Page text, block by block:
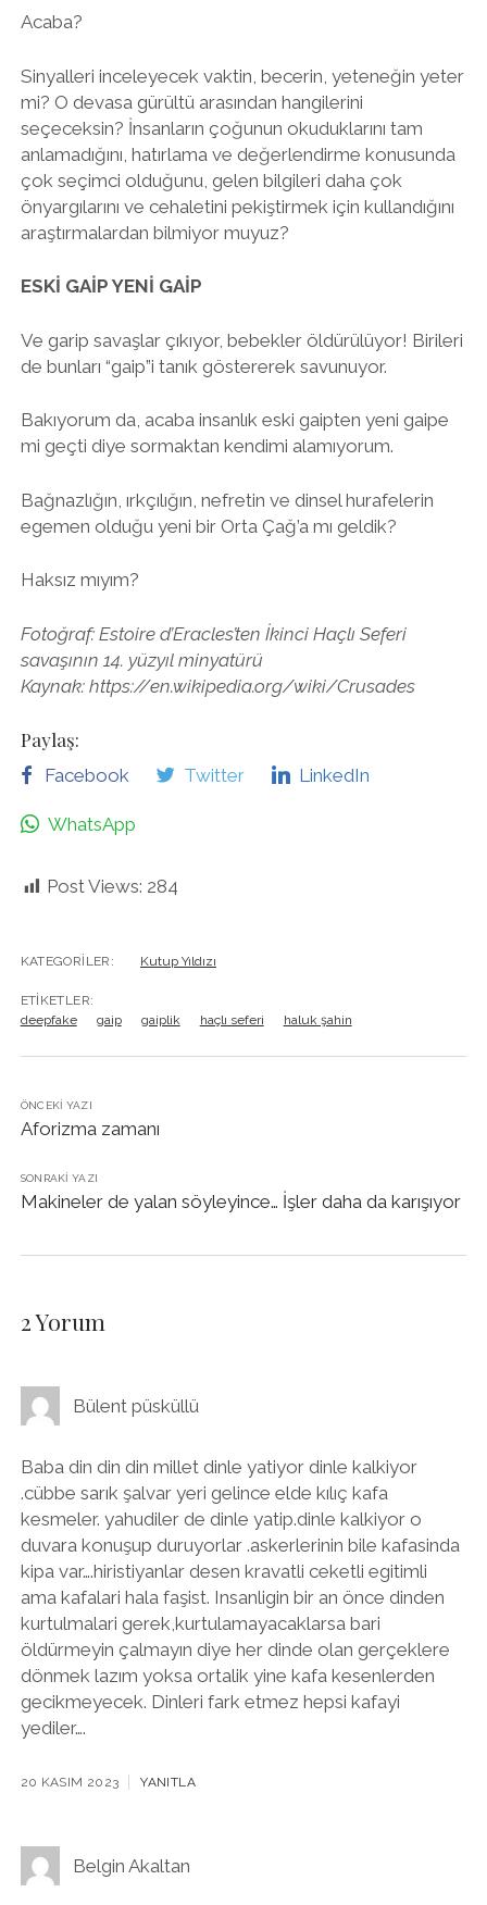
Acaba?
Sinyalleri inceleyecek vaktin, becerin, yeteneğin yeter
mi? O devasa gürültü arasından hangilerini
seçeceksin? İnsanların çoğunun okuduklarını tam
anlamadığını, hatırlama ve değerlendirme konusunda
çok seçimci olduğunu, gelen bilgileri daha çok
önyargılarını ve cehaletini pekiştirmek için kullandığını
araştırmalardan bilmiyor muyuz?
ESKİ GAİP YENİ GAİP
Ve garip savaşlar çıkıyor, bebekler öldürülüyor! Birileri
de bunları “gaip”i tanık göstererek savunuyor.
Bakıyorum da, acaba insanlık eski gaipten yeni gaipe
mi geçti diye sormaktan kendimi alamıyorum.
Bağnazlığın, ırkçılığın, nefretin ve dinsel hurafelerin
egemen olduğu yeni bir Orta Çağ’a mı geldik?
Haksız mıyım?
Fotoğraf: Estoire d’Eracles’ten İkinci Haçlı Seferi
savaşının 14. yüzyıl minyatürü
Kaynak: https://en.wikipedia.org/wiki/Crusades
Paylaş:
Facebook Twitter LinkedIn
WhatsApp
Post Views: 284
KATEGORILER: Kutup Yıldızı
ETIKETLER:
deepfake
gaip gaiplik haçlı seferi haluk şahin
ÖNCEKI YAZI
Aforizma zamanı
SONRAKI YAZI
Makineler de yalan söyleyince… İşler daha da karışıyor
2 Yorum
Bülent püsküllü
Baba din din din millet dinle yatiyor dinle kalkiyor
.cübbe sarık şalvar yeri gelince elde kılıç kafa
kesmeler. yahudiler de dinle yatip.dinle kalkiyor o
duvara konuşup duruyorlar .askerlerinin bile kafasinda
kipa var….hiristiyanlar desen kravatli ceketli egitimli
ama kafalari hala faşist. Insanligin bir an önce dinden
kurtulmalari gerek,kurtulamayacaklarsa bari
öldürmeyin çalmayın diye her dinde olan gerçeklere
dönmek lazım yoksa ortalik yine kafa kesenlerden
gecikmeyecek. Dinleri fark etmez hepsi kafayi
yediler….
20 KASIM 2023 YANITLA
Belgin Akaltan